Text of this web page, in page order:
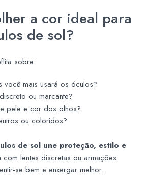
a cor ideal para
de sol?
sobre:
você mais usará os óculos?
ou marcante?
pele e cor dos olhos?
ou coloridos?
de sol une proteção, estilo e
com lentes discretas ou armações
se bem e enxergar melhor.